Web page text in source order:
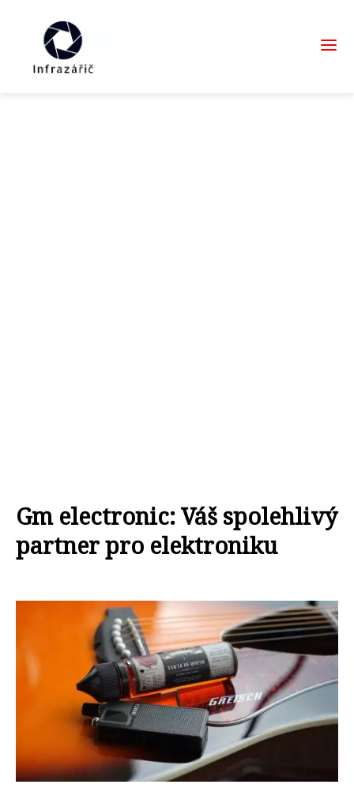
Gm electronic: Váš spolehlivý
partner pro elektroniku